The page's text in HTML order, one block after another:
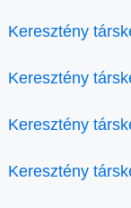
Keresztény
Keresztény
Keresztény
Keresztény